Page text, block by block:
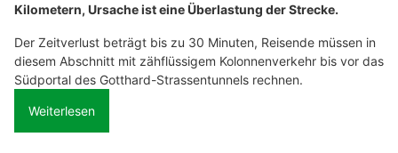
Kilometern, Ursache ist eine Überlastung der Strecke.
Der Zeitverlust beträgt bis zu 30 Minuten, Reisende müssen in
diesem Abschnitt mit zähflüssigem Kolonnenverkehr bis vor das
Südportal des Gotthard-Strassentunnels rechnen.
Weiterlesen